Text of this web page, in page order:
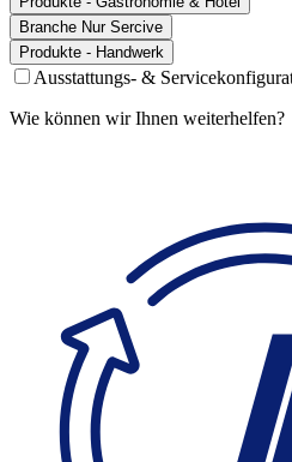
Branche Nur Sercive
Produkte - Handwerk
Ausstattungs- &
Wie können wir Ihnen weiterhelfen?